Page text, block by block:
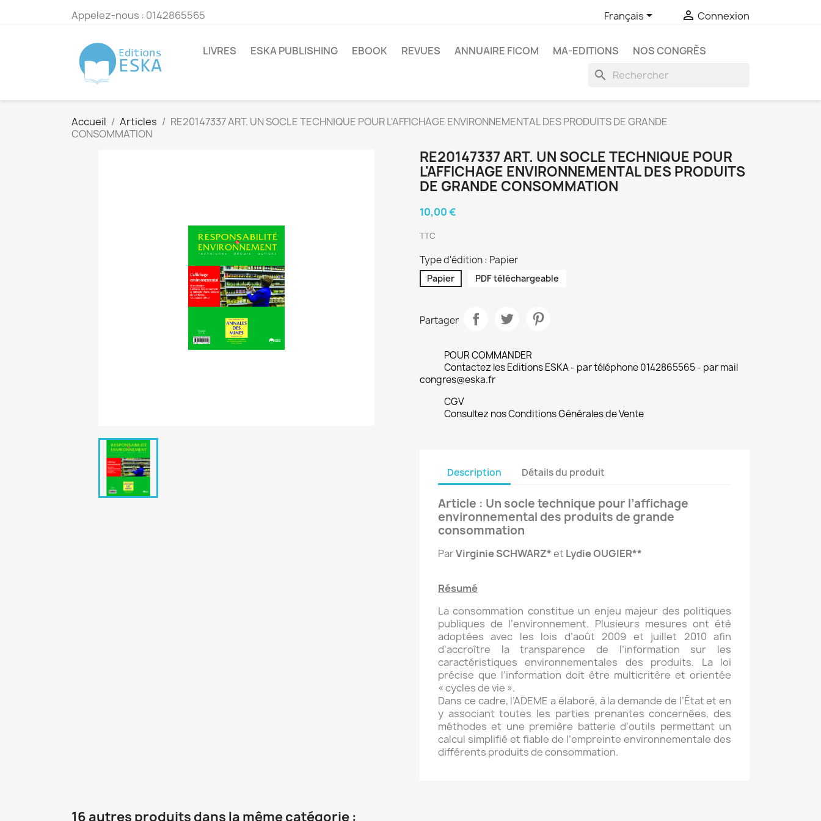
Appelez-nous : 0142865565 Français  Connexion
LIVRES ESKA PUBLISHING EBOOK REVUES ANNUAIRE FICOM MA-EDITIONS NOS CONGRÈS
search
Accueil Articles
RE20147337 ART. UN SOCLE TECHNIQUE POUR L'AFFICHAGE ENVIRONNEMENTAL DES PRODUITS DE GRANDE
CONSOMMATION
RE20147337 ART. UN SOCLE TECHNIQUE POUR
L'AFFICHAGE ENVIRONNEMENTAL DES PRODUITS
DE GRANDE CONSOMMATION
10,00 €
TTC
Type d'édition : Papier
Papier PDF téléchargeable
Partager
POUR COMMANDER
Contactez les Editions ESKA - par téléphone 0142865565 - par mail
congres@eska.fr
CGV
Consultez nos Conditions Générales de Vente
Description Détails du produit
Article : Un socle technique pour l’affichage
environnemental des produits de grande
consommation
ParVirginie SCHWARZ*et Lydie OUGIER**
Résumé
La consommation constitue un enjeu majeur des politiques
publiques de l’environnement. Plusieurs mesures ont été
adoptées avec les lois d’août 2009 et juillet 2010 afin
d’accroître la transparence de l’information sur les
caractéristiques environnementales des produits. La loi
précise que l’information doit être multicritère et orientée
« cycles de vie ».
Dans ce cadre, l’ADEME a élaboré, à la demande de l’État et en
y associant toutes les parties prenantes concernées, des
méthodes et une première batterie d’outils permettant un
calcul simplifié et fiable de l’empreinte environnementale des
différents produits de consommation.
16 autres produits dans la même catégorie :